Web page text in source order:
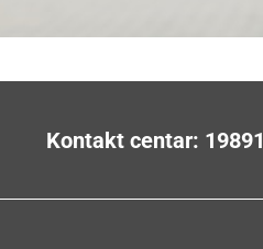
Kontakt centar: 19891